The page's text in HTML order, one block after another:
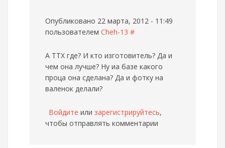
Опубликовано 22 марта, 2012 - 11:49
пользователем Cheh-13 #
А ТТХ где? И кто изготовитель? Да и
чем она лучше? Ну иа базе какого
проца она сделана? Да и фотку на
валенок делали?
Войдите или зарегистрируйтесь,
чтобы отправлять комментарии